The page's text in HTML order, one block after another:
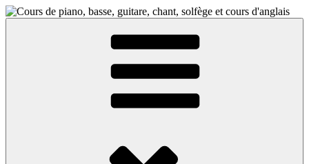
Aller
au